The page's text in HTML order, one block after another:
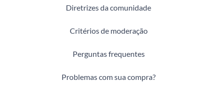
Diretrizes da comunidade
Critérios de moderação
Perguntas frequentes
Problemas com sua compra?